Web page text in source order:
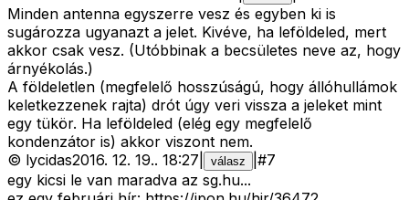
Minden antenna egyszerre vesz és egyben ki is
sugározza ugyanazt a jelet. Kivéve, ha leföldeled, mert
akkor csak vesz. (Utóbbinak a becsületes neve az, hogy
árnyékolás.)
A földeletlen (megfelelő hosszúságú, hogy állóhullámok
keletkezzenek rajta) drót úgy veri vissza a jeleket mint
egy tükör. Ha leföldeled (elég egy megfelelő
kondenzátor is) akkor viszont nem.
© lycidas2016. 12. 19.. 18:27 válasz #7
egy kicsi le van maradva az sg.hu...